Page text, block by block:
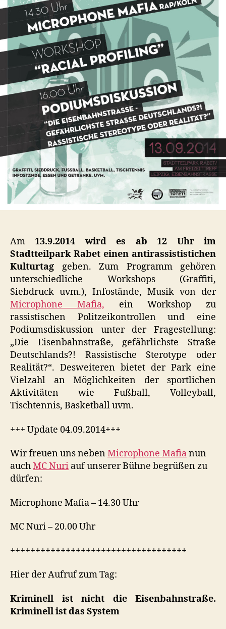
Am13.9.2014 wird es ab 12 Uhr im
Stadtteilpark Rabet einen antirassististichen
Kulturtag geben. Zum Programm gehören
unterschiedliche Workshops (Graffiti,
Siebdruck uvm.), Infostände, Musik von der
Microphone Mafia, ein Workshop zu
rassistischen Politzeikontrollen und eine
Podiumsdiskussion unter der Fragestellung:
„Die Eisenbahnstraße, gefährlichste Straße
Deutschlands?! Rassistische Sterotype oder
Realität?“. Desweiteren bietet der Park eine
Vielzahl an Möglichkeiten der sportlichen
Aktivitäten wie Fußball, Volleyball,
Tischtennis, Basketball uvm.
+++ Update 04.09.2014+++
Wir freuen uns nebenMicrophone Mafianun
auchMC Nuri auf unserer Bühne begrüßen zu
dürfen:
Microphone Mafia – 14.30 Uhr
MC Nuri – 20.00 Uhr
+++++++++++++++++++++++++++++++++++
Hier der Aufruf zum Tag:
Kriminell ist nicht die Eisenbahnstraße.
Kriminell ist das System